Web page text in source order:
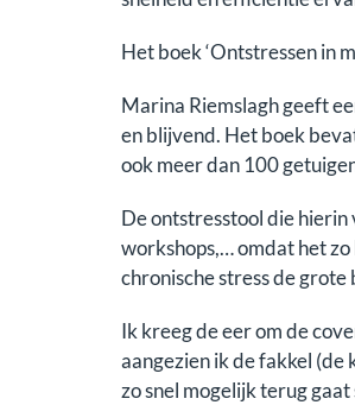
Het boek ‘Ontstressen in
Marina Riemslagh geeft
en blijvend. Het boek
ook meer dan 100
De ontstresstool die
workshops,… omdat het
chronische stress de
Ik kreeg de eer om de
aangezien ik de fakkel (de
zo snel mogelijk terug